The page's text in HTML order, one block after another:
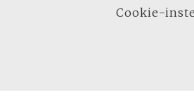
Cookie-